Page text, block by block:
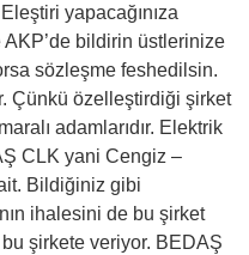
yapacağınıza
AKP’de bildirin üstlerinize
sözleşme feshedilsin.
Çünkü özelleştirdiği şirket
adamlarıdır. Elektrik
CLK yani Cengiz –
Bildiğiniz gibi
ihalesini de bu şirket
şirkete veriyor. BEDAŞ